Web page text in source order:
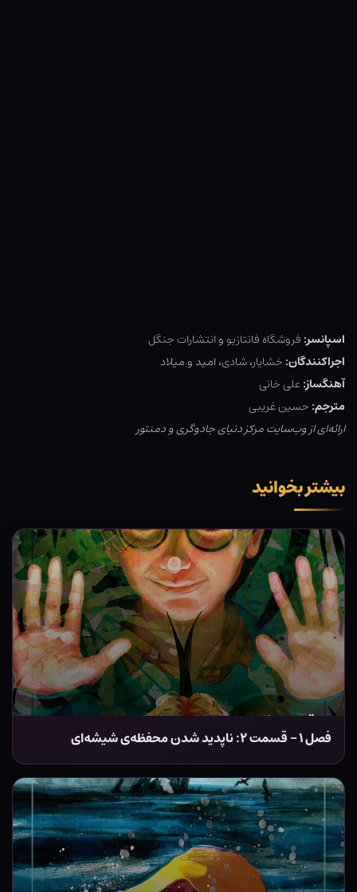
اسپانسر: فروشگاه فانتازیو وانتشارات جنگل
اجراکنندگان: خشایار،شادی، امید و میلاد
آهنگساز:علی خانی
مترجم: حسین غریبی
ارائه‌ای از وب‌سایت مرکز دنیای جادوگری و دمنتور
بیشتر بخوانید
فصل ۱ – قسمت ۲: ناپدید شدن محفظه‌ی شیشه‌ای